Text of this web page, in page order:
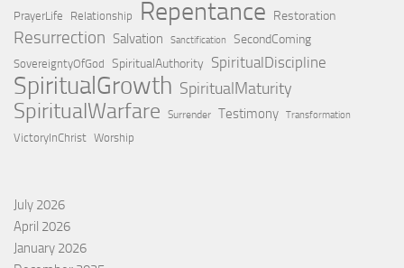
PrayerLife Relationship Repentance Restoration
Resurrection Salvation Sanctification SecondComing
SovereigntyOfGod SpiritualAuthority SpiritualDiscipline
SpiritualGrowth SpiritualMaturity
SpiritualWarfare Surrender Testimony Transformation
VictoryInChrist Worship
July 2026
April 2026
January 2026